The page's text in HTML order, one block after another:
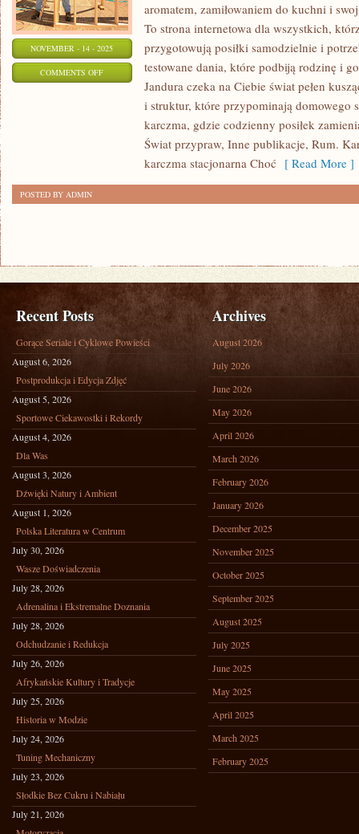
NOVEMBER - 14 - 2025
COMMENTS OFFON
ZAPOMNIANE
aromatem, zamiłowaniem do kuchni i
To strona internetowa dla wszystkich,
przygotowują posiłki samodzielnie i
testowane dania, które podbiją rodzinę i
Jandura czeka na Ciebie świat pełen
i struktur, które przypominają domowego
karczma, gdzie codzienny posiłek
Świat przypraw, Inne publikacje, Rum.
karczma stacjonarna Choć [ Read More ]
POSTED BY ADMIN
Recent Posts
Gorące Seriale i Cyklowe Powieści
August 6, 2026
Postprodukcja i Edycja Zdjęć
August 5, 2026
Sportowe Ciekawostki i Rekordy
August 4, 2026
Dla Was
August 3, 2026
Dźwięki Natury i Ambient
August 1, 2026
Polska Literatura w Centrum
July 30, 2026
Wasze Doświadczenia
July 28, 2026
Adrenalina i Ekstremalne Doznania
July 28, 2026
Odchudzanie i Redukcja
July 26, 2026
Afrykańskie Kultury i Tradycje
July 25, 2026
Historia w Modzie
July 24, 2026
Tuning Mechaniczny
July 23, 2026
Słodkie Bez Cukru i Nabiału
July 21, 2026
Archives
August 2026
July 2026
June 2026
May 2026
April 2026
March 2026
February 2026
January 2026
December 2025
November 2025
October 2025
September 2025
August 2025
July 2025
June 2025
May 2025
April 2025
March 2025
February 2025